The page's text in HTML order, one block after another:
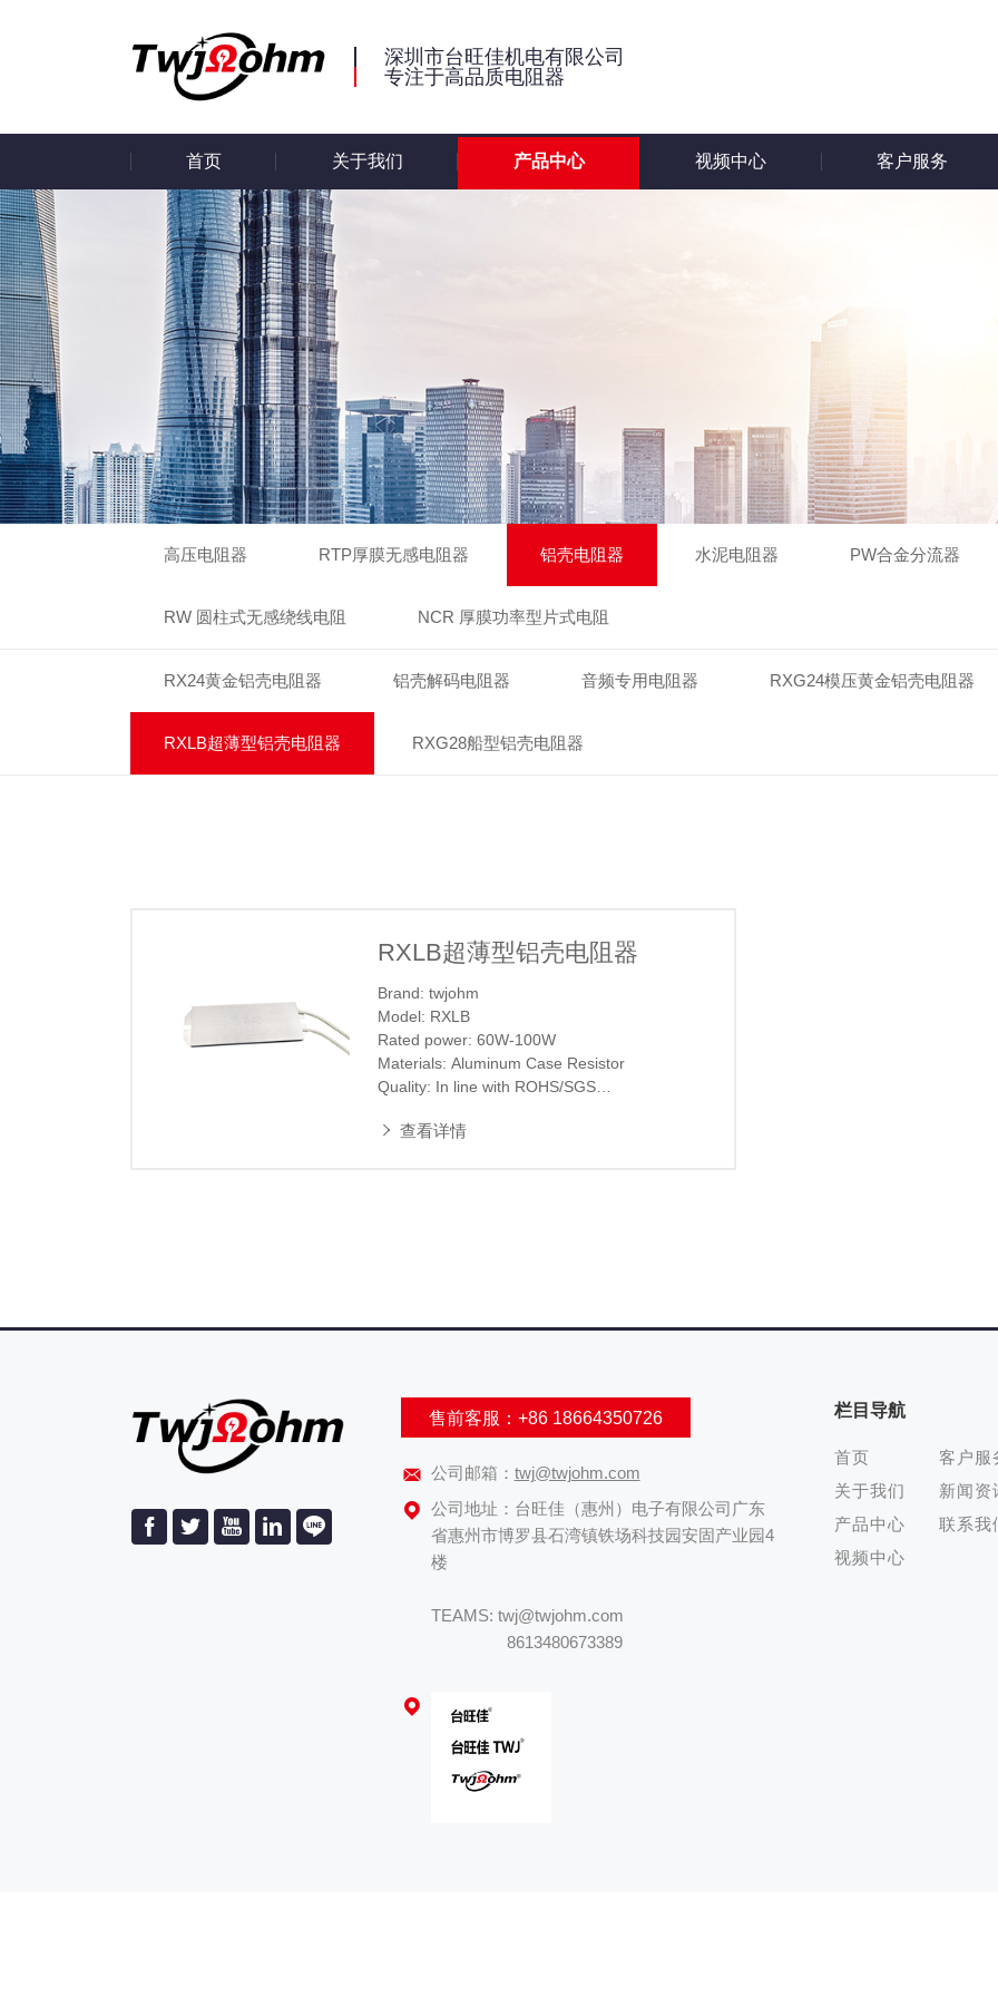
深圳市台旺佳机电有限公司
专注于高品质电阻器
首页 关于我们 产品中心 视频中心 客户服务
高压电阻器 RTP厚膜无感电阻器 铝壳电阻器 水泥电阻器 PW合金分流器
RW 圆柱式无感绕线电阻 NCR 厚膜功率型片式电阻
RX24黄金铝壳电阻器 铝壳解码电阻器 音频专用电阻器 RXG24模压黄金铝壳电阻器
RXLB超薄型铝壳电阻器 RXG28船型铝壳电阻器
RXLB超薄型铝壳电阻器
Brand: twjohm
Model: RXLB
Rated power: 60W-100W
Materials: Aluminum Case Resistor
Quality: In line with ROHS/SGS
查看详情
售前客服：+86 18664350726
公司邮箱： twj@twjohm.com
公司地址：台旺佳（惠州）电子有限公司广东
省惠州市博罗县石湾镇铁场科技园安固产业园4
楼
TEAMS: twj@twjohm.com
8613480673389
栏目导航
首页
关于我们
产品中心
视频中心
客户服
新闻资
联系我